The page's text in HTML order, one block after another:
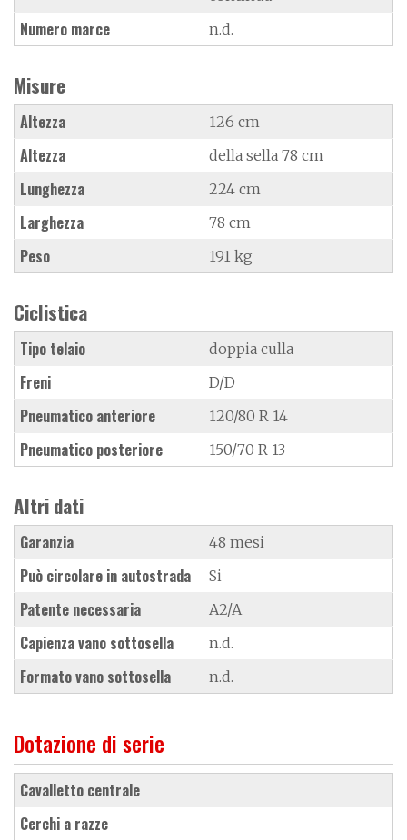
Numero marce n.d.
Misure
Altezza 126 cm
Altezza della sella 78 cm
Lunghezza 224 cm
Larghezza 78 cm
Peso 191 kg
Ciclistica
Tipo telaio doppia culla
Freni D/D
Pneumatico anteriore 120/80 R 14
Pneumatico posteriore 150/70 R 13
Altri dati
Garanzia 48 mesi
Può circolare in autostrada Si
Patente necessaria A2/A
Capienza vano sottosella n.d.
Formato vano sottosella n.d.
Dotazione di serie
cavalletto centrale
cerchi a razze